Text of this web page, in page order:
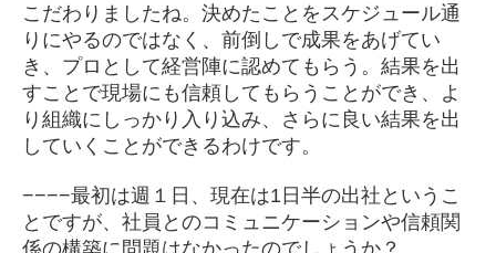
こだわりましたね。決めたことをスケジュール通
りにやるのではなく、前倒しで成果をあげてい
き、プロとして経営陣に認めてもらう。結果を出
すことで現場にも信頼してもらうことができ、よ
り組織にしっかり入り込み、さらに良い結果を出
していくことができるわけです。
−−−−最初は週１日、現在は1日半の出社というこ
とですが、社員とのコミュニケーションや信頼関